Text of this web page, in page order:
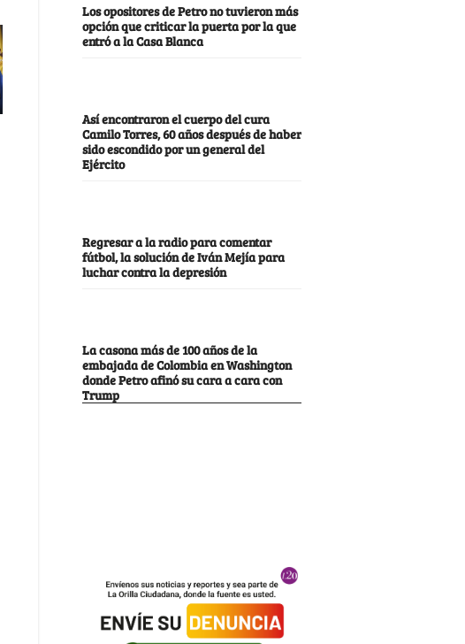
Los opositores de Petro no tuvieron más
opción que criticar la puerta por la que
entró a la Casa Blanca
Así encontraron el cuerpo del cura
Camilo Torres, 60 años después de haber
sido escondido por un general del
Ejército
Regresar a la radio para comentar
fútbol, la solución de Iván Mejía para
luchar contra la depresión
La casona más de 100 años de la
embajada de Colombia en Washington
donde Petro afinó su cara a cara con
Trump